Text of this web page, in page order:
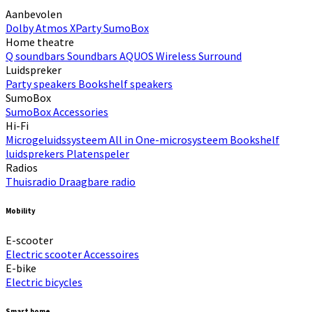
Aanbevolen
Dolby Atmos XPartySumoBox
Home theatre
Q soundbars Soundbars AQUOS Wireless Surround
Luidspreker
Party speakers Bookshelf speakers
SumoBox
SumoBoxAccessories
Hi-Fi​
Microgeluidssysteem All in One-microsysteem Bookshelf
luidsprekers Platenspeler
Radios
Thuisradio Draagbare radio
Mobility
E-scooter
Electric scooterAccessoires
E-bike
Electric bicycles